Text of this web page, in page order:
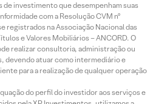
investimento que desempenham suas
com a Resolução CVM nº
registrados na Associação Nacional das
e Valores Mobiliários – ANCORD. O
realizar consultoria, administração ou
devendo atuar como intermediário e
para a realização de qualquer operação
do perfil do investidor aos serviços e